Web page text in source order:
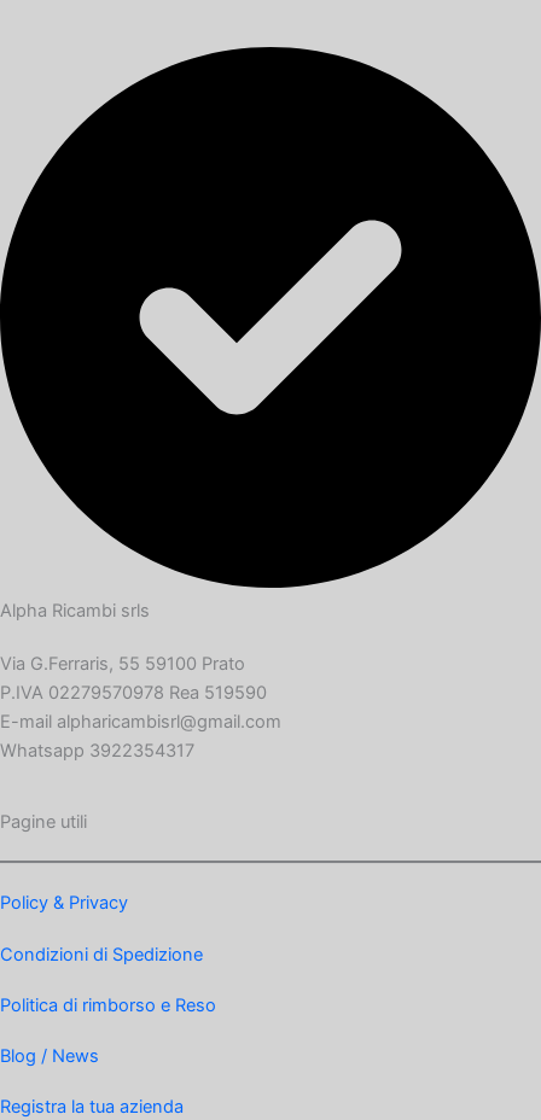
Alpha Ricambi srls
Via G.Ferraris, 55 59100 Prato
P.IVA 02279570978 Rea 519590
E-mail alpharicambisrl@gmail.com
Whatsapp 3922354317
Pagine utili
Policy & Privacy
Condizioni di Spedizione
Politica di rimborso e Reso
Blog / News
Registra la tua azienda